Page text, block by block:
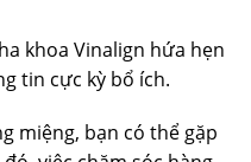
khoa Vinalign hứa hẹn
tin cực kỳ bổ ích.
miệng, bạn có thể gặp